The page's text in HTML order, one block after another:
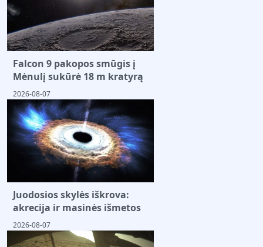
Falcon 9 pakopos smūgis į
Mėnulį sukūrė 18 m kratyrą
2026-08-07
Juodosios skylės iškrova:
akrecija ir masinės išmetos
2026-08-07